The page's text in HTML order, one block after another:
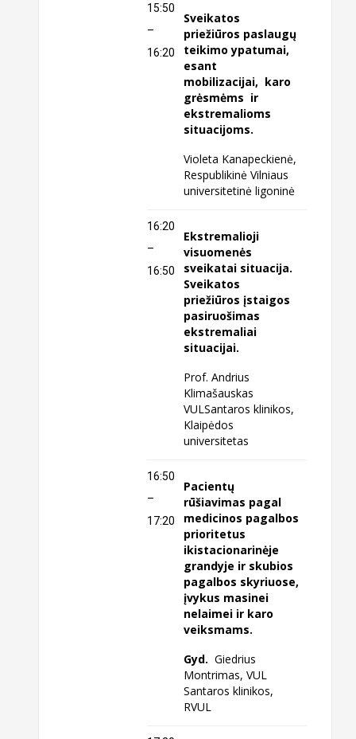
15:50
–
16:20
Sveikatos
priežiūros paslaugų
teikimo ypatumai,
esant
mobilizacijai, karo
grėsmėms ir
ekstremalioms
situacijoms.
Violeta Kanapeckienė,
Respublikinė Vilniaus
universitetinė ligoninė
16:20
–
16:50
Ekstremalioji
visuomenės
sveikatai situacija.
Sveikatos
priežiūros įstaigos
pasiruošimas
ekstremaliai
situacijai.
Prof. Andrius
Klimašauskas
VULSantaros klinikos,
Klaipėdos
universitetas
16:50
–
17:20
Pacientų
rūšiavimas pagal
medicinos pagalbos
prioritetus
ikistacionarinėje
grandyje ir skubios
pagalbos skyriuose,
įvykus masinei
nelaimei ir karo
veiksmams.
Gyd.Giedrius
Montrimas, VUL
Santaros klinikos,
RVUL